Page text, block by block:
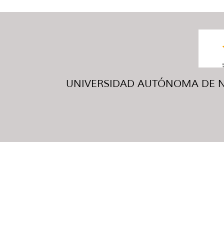
UNIVERSIDAD AUTÓNOMA DE